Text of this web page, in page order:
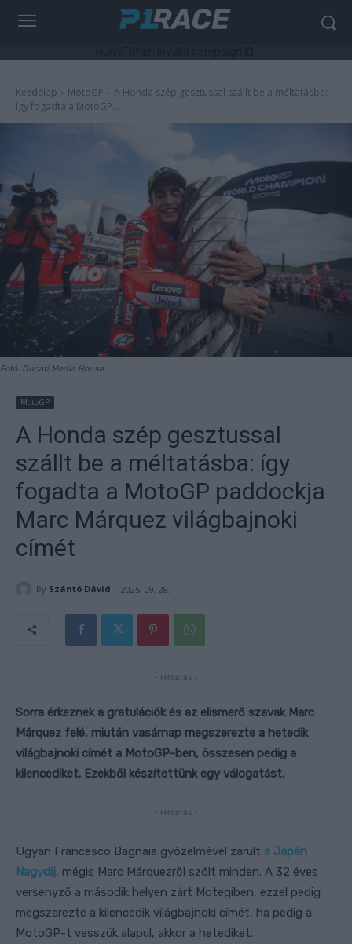
Kezdőlap MotoGP
A Honda szép gesztussal szállt be a méltatásba:
így fogadta a MotoGP...
Fotó: Ducati Media House
MotoGP
A Honda szép gesztussal
szállt be a méltatásba: így
fogadta a MotoGP paddockja
Marc Márquez világbajnoki
címét
By Szántó Dávid 2025. 09. 28.
- Hirdetés -
Sorra érkeznek a gratulációk és az elismerő szavak Marc
Márquez felé, miután vasárnap megszerezte a hetedik
világbajnoki címét a MotoGP-ben, összesen pedig a
kilencediket. Ezekből készítettünk egy válogatást.
- Hirdetés -
Ugyan Francesco Bagnaia győzelmével zárult a Japán
Nagydíj, mégis Marc Márquezről szólt minden. A 32 éves
versenyző a második helyen zárt Motegiben, ezzel pedig
megszerezte a kilencedik világbajnoki címét, ha pedig a
MotoGP-t vesszük alapul, akkor a hetediket.